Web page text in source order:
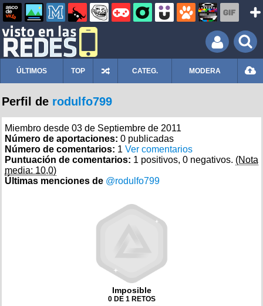
ÚLTIMOS TOP CATEG. MODERA
Perfil de rodulfo799
Miembro desde 03 de Septiembre de 2011
Número de aportaciones: 0 publicadas
Número de comentarios: 1 Ver comentarios
Puntuación de comentarios: 1 positivos, 0 negativos. (Nota
media: 10,0)
Últimas menciones de @rodulfo799
Imposible
0 DE 1 RETOS